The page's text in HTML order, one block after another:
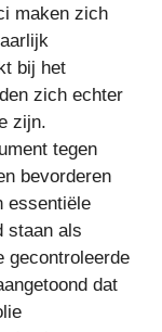
maken zich
bij het
zich echter
zijn.
tegen
bevorderen
essentiële
staan ​​als
gecontroleerde
dat